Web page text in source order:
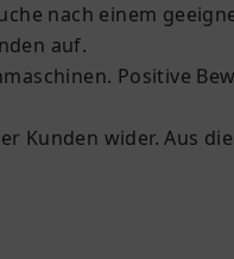
nach einem
auf.
Positive
Kunden wider. Aus